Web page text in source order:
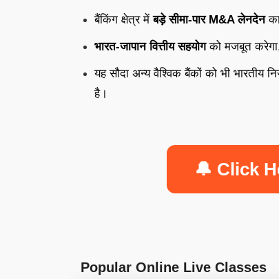
बैंकिंग क्षेत्र मेंबड़े सीमा-पार M&A लेनदेन
भारत-जापान वित्तीय सहयोगको मजबूत करेगा,
यह सौदा अन्य वैश्विक बैंकों को भी भारतीय
है।
🔔 Click
Popular Online Live Classes